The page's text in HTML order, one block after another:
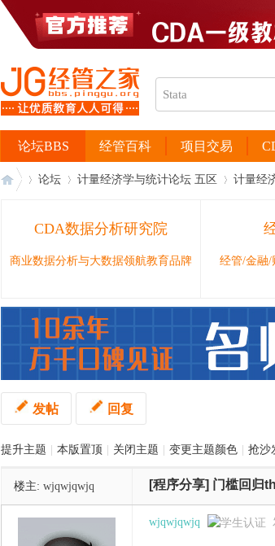
经管百科 项目交易
论坛BBS
论坛 计量经济学与统计论坛 五区 计量经
CDA数据分析研究院
商业数据分析与大数据领航教育品牌 经管/金融/
发帖 回复
提升主题 本版置顶 关闭主题 变更主题颜色 抢沙
楼主: wjqwjqwjq [程序分享] 门槛回归
wjqwjqwjq